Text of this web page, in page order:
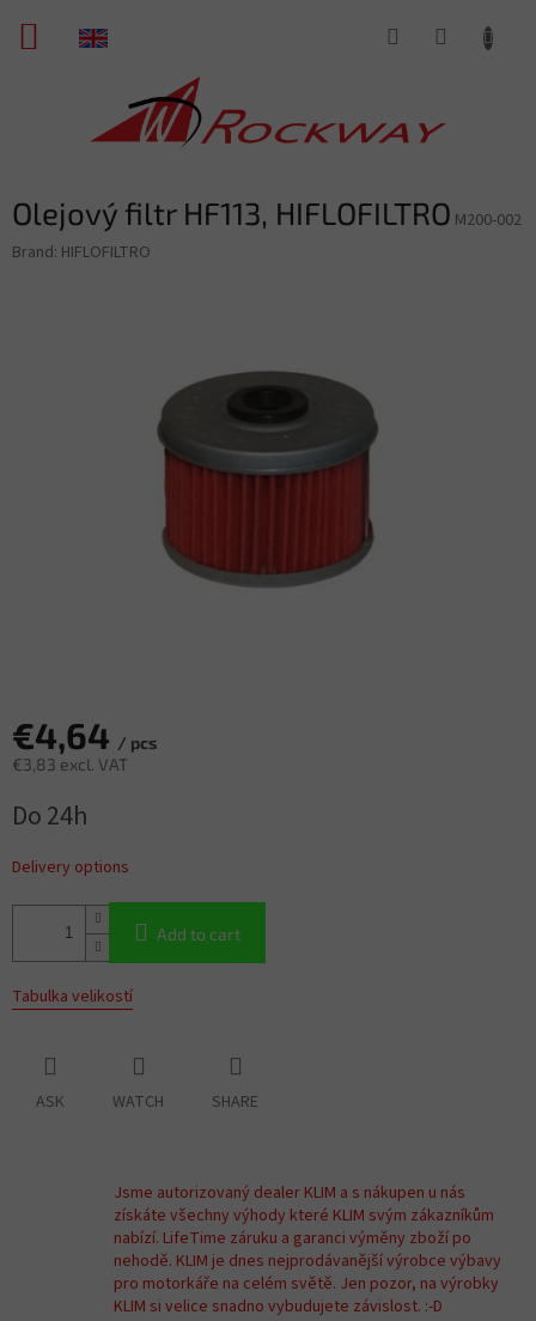
content
SHOPPING
Olejový filtr HF113, HIFLOFILTRO M200-002
Brand: HIFLOFILTRO
€4,64 / pcs
€3,83 excl. VAT
price:
Do 24h
Delivery options
Add to cart
Tabulka velikostí
ASK WATCH SHARE
Jsme autorizovaný dealer KLIM a s nákupen u nás
získáte všechny výhody které KLIM svým zákazníkům
nabízí. LifeTime záruku a garanci výměny zboží po
nehodě. KLIM je dnes nejprodávanější výrobce výbavy
pro motorkáře na celém světě. Jen pozor, na výrobky
KLIM si velice snadno vybudujete závislost. :-D